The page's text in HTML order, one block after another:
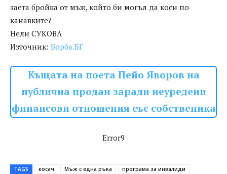
заета бройка от мъж, който би могъл да коси по
канавките?
Нели СУКОВА
Източник: Борба.БГ
Къщата на поета Пейо Яворов на
публична продан заради неуредени
финансови отношения със собственика
Error9
TAGS косач Мъж с една ръка
програма за инвалиди